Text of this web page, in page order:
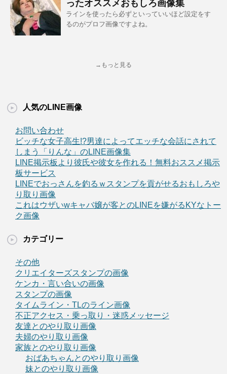
ったオススメおもしろ画像集
ラインを使ったら必ずといっていいほど設定をす
るのがプロフ画像ですよね。
→もっと見る
人気のLINE画像
お問い合わせ
ビッチな女子高生!?男達によってエッチな会話にされて
しまう「りんな」のLINE画像集
LINE掲示板より彼氏や彼女を作れる！無料おススメ掲示
板サービス
LINEでおっさんを釣るｗスタンプを貢がせるおもしろや
り取り画像
これはウザいwキャバ嬢が客とのLINEを嫌がるKYなトー
ク画像
カテゴリー
その他
クリエイターズスタンプの画像
ケンカ・言い合いの画像
スタンプの画像
タイムライン・TLのライン画像
不正アクセス・乗っ取り・迷惑メッセージ
友達とのやり取り画像
夫婦のやり取り画像
家族とのやり取り画像
おばあちゃんとのやり取り画像
妹とのやり取り画像